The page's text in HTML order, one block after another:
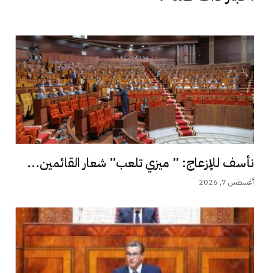
نأسف للإزعاج: ” ميزي تلعب” شعار القائمين...
أغسطس 7, 2026